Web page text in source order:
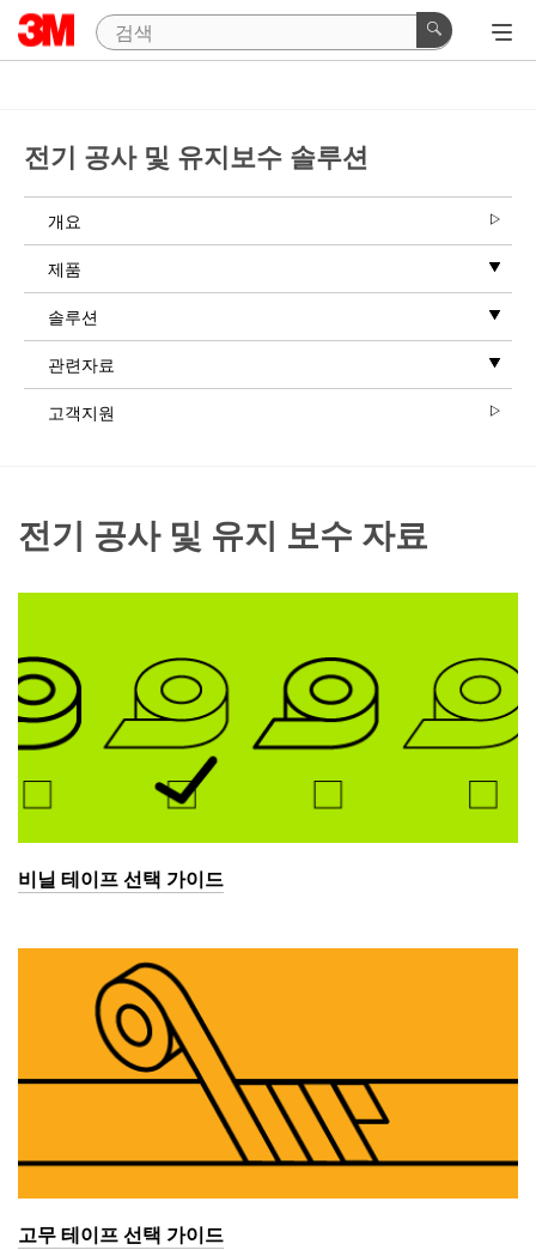
전기 공사 및 유지보수 솔루션
개요
제품
솔루션
관련자료
고객지원
전기 공사 및 유지 보수 자료
비닐 테이프 선택 가이드
고무 테이프 선택 가이드